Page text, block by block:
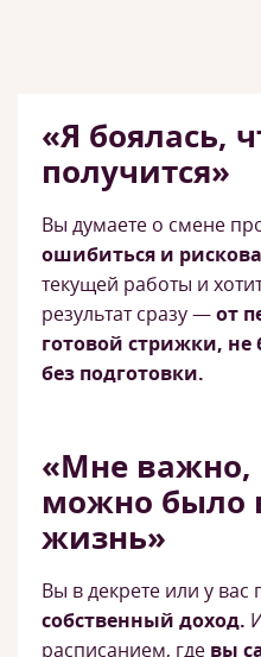
«Я боялась,
получится»
Вы думаете о смене
ошибиться и
текущей работы и
результат сразу —от
готовой стрижки, не
без подготовки.
«Мне важно,
можно было
жизнь»
Вы в декрете или у
собственный доход.
расписанием, где вы